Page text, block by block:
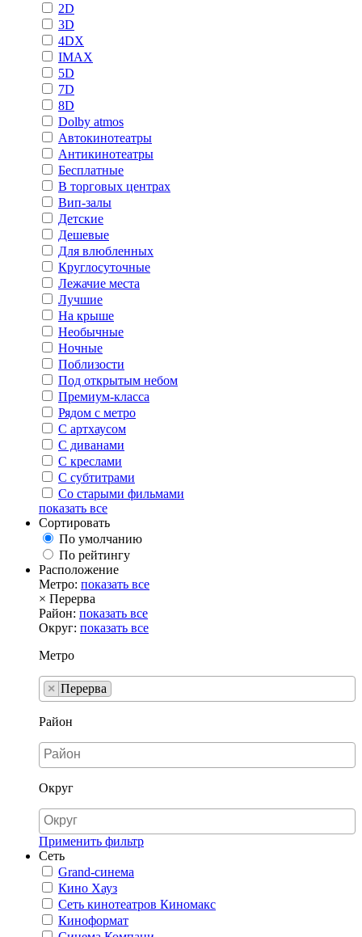
2D
3D
4DX
IMAX
5D
7D
8D
Dolby atmos
Автокинотеатры
Антикинотеатры
Бесплатные
В торговых центрах
Вип-залы
Детские
Дешевые
Для влюбленных
Круглосуточные
Лежачие места
Лучшие
На крыше
Необычные
Ночные
Поблизости
Под открытым небом
Премиум-класса
Рядом с метро
С артхаусом
С диванами
С креслами
С субтитрами
Со старыми фильмами
показать все
Сортировать
По умолчанию
По рейтингу
Расположение
Метро: показать все
× Перерва
Район: показать все
Округ: показать все
Метро
× Перерва
Район
Округ
Применить фильтр
Сеть
Grand-синема
Кино Хауз
Сеть кинотеатров Киномакс
Киноформат